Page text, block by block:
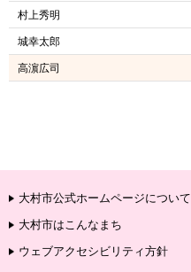
村上秀明
城幸太郎
高濵広司
大村市公式ホームページについて
大村市はこんなまち
ウェブアクセシビリティ方針